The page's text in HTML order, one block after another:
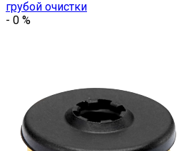
грубой очистки
- 0 %